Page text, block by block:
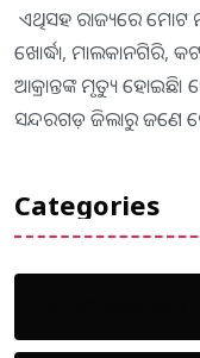
ଏଥିସହ ରାଜ୍ୟରେ ମୋଟ
ଖୋର୍ଦ୍ଧା, ମାଲକାନଗିରି,
ଆକ୍ରାନ୍ତଙ୍କ ମୃତ୍ୟୁ
ସନ୍ଦରଗଡ଼ ଜିଲାରୁ ଜଣେ
Categories